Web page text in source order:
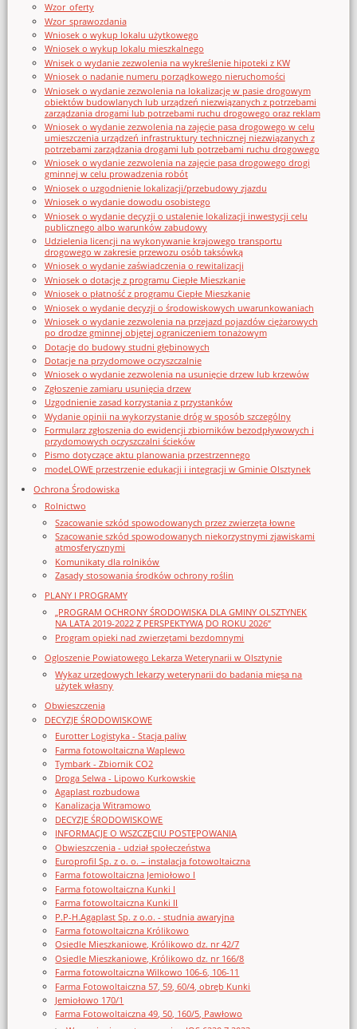
Wzor_oferty
Wzor_sprawozdania
Wniosek o wykup lokalu użytkowego
Wniosek o wykup lokalu mieszkalnego
Wnisek o wydanie zezwolenia na wykreślenie hipoteki z KW
Wniosek o nadanie numeru porządkowego nieruchomości
Wniosek o wydanie zezwolenia na lokalizację w pasie drogowym
obiektów budowlanych lub urządzeń niezwiązanych z potrzebami
zarządzania drogami lub potrzebami ruchu drogowego oraz reklam
Wniosek o wydanie zezwolenia na zajęcie pasa drogowego w celu
umieszczenia urządzeń infrastruktury technicznej niezwiązanych z
potrzebami zarządzania drogami lub potrzebami ruchu drogowego
Wniosek o wydanie zezwolenia na zajęcie pasa drogowego drogi
gminnej w celu prowadzenia robót
Wniosek o uzgodnienie lokalizacji/przebudowy zjazdu
Wniosek o wydanie dowodu osobistego
Wniosek o wydanie decyzji o ustalenie lokalizacji inwestycji celu
publicznego albo warunków zabudowy
Udzielenia licencji na wykonywanie krajowego transportu
drogowego w zakresie przewozu osób taksówką
Wniosek o wydanie zaświadczenia o rewitalizacji
Wniosek o dotację z programu Ciepłe Mieszkanie
Wniosek o płatność z programu Ciepłe Mieszkanie
Wniosek o wydanie decyzji o środowiskowych uwarunkowaniach
Wniosek o wydanie zezwolenia na przejazd pojazdów ciężarowych
po drodze gminnej objętej ograniczeniem tonażowym
Dotacje do budowy studni głębinowych
Dotacje na przydomowe oczyszczalnie
Wniosek o wydanie zezwolenia na usunięcie drzew lub krzewów
Zgłoszenie zamiaru usunięcia drzew
Uzgodnienie zasad korzystania z przystanków
Wydanie opinii na wykorzystanie dróg w sposób szczególny
Formularz zgłoszenia do ewidencji zbiorników bezodpływowych i
przydomowych oczyszczalni ścieków
Pismo dotyczące aktu planowania przestrzennego
modeLOWE przestrzenie edukacji i integracji w Gminie Olsztynek
Ochrona Środowiska
Rolnictwo
Szacowanie szkód spowodowanych przez zwierzęta łowne
Szacowanie szkód spowodowanych niekorzystnymi zjawiskami
atmosferycznymi
Komunikaty dla rolników
Zasady stosowania środków ochrony roślin
PLANY I PROGRAMY
„PROGRAM OCHRONY ŚRODOWISKA DLA GMINY OLSZTYNEK
NA LATA 2019-2022 Z PERSPEKTYWĄ DO ROKU 2026”
Program opieki nad zwierzętami bezdomnymi
Ogloszenie Powiatowego Lekarza Weterynarii w Olsztynie
Wykaz urzędowych lekarzy weterynarii do badania mięsa na
użytek własny
Obwieszczenia
DECYZJE ŚRODOWISKOWE
Eurotter Logistyka - Stacja paliw
Farma fotowoltaiczna Waplewo
Tymbark - Zbiornik CO2
Droga Selwa - Lipowo Kurkowskie
Agaplast rozbudowa
Kanalizacja Witramowo
DECYZJE ŚRODOWISKOWE
INFORMACJE O WSZCZĘCIU POSTĘPOWANIA
Obwieszczenia - udział społeczeństwa
Europrofil Sp. z o. o. – instalacja fotowoltaiczna
Farma fotowoltaiczna Jemiołowo I
Farma fotowoltaiczna Kunki I
Farma fotowoltaiczna Kunki II
P.P-H.Agaplast Sp. z o.o. - studnia awaryjna
Farma fotowoltaiczna Królikowo
Osiedle Mieszkaniowe, Królikowo dz. nr 42/7
Osiedle Mieszkaniowe, Królikowo dz. nr 166/8
Farma fotowoltaiczna Wilkowo 106-6, 106-11
Farma Fotowoltaiczna 57, 59, 60/4, obręb Kunki
Jemiołowo 170/1
Farma Fotowoltaiczna 49, 50, 160/5, Pawłowo